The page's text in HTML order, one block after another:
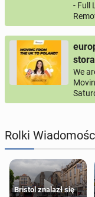
- Full
We
Rolki
Bristol znalazł się